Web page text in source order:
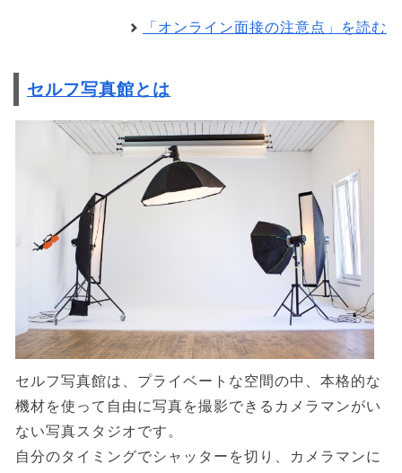
「オンライン面接の注意点」を読む
セルフ写真館とは
セルフ写真館は、プライベートな空間の中、本格的な
機材を使って自由に写真を撮影できるカメラマンがい
ない写真スタジオです。
自分のタイミングでシャッターを切り、カメラマンに